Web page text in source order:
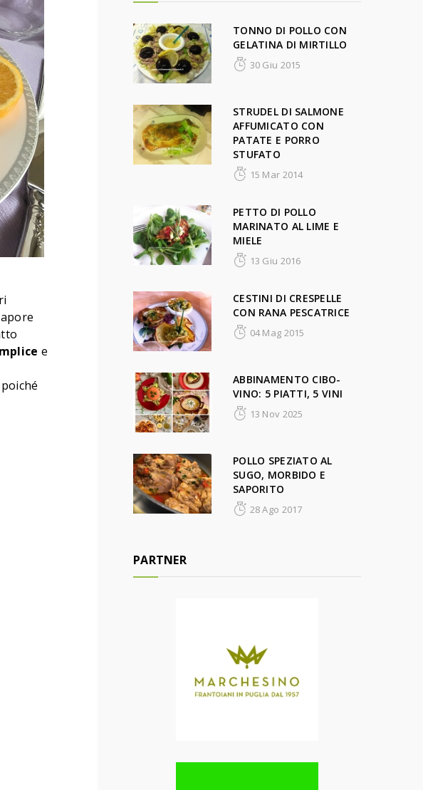
e
TONNO DI POLLO CON
GELATINA DI MIRTILLO
30 Giu 2015
STRUDEL DI SALMONE
AFFUMICATO CON
PATATE E PORRO
STUFATO
15 Mar 2014
PETTO DI POLLO
MARINATO AL LIME E
MIELE
13 Giu 2016
CESTINI DI CRESPELLE
CON RANA PESCATRICE
04 Mag 2015
ABBINAMENTO CIBO-
VINO: 5 PIATTI, 5 VINI
13 Nov 2025
POLLO SPEZIATO AL
SUGO, MORBIDO E
SAPORITO
28 Ago 2017
PARTNER